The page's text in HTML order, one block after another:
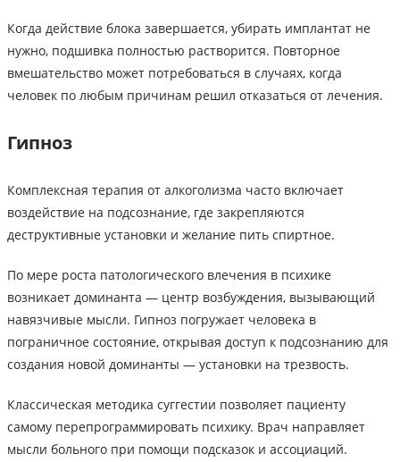
Когда действие блока завершается, убирать имплантат не
нужно, подшивка полностью растворится. Повторное
вмешательство может потребоваться в случаях, когда
человек по любым причинам решил отказаться от лечения.
Гипноз
Комплексная терапия от алкоголизма часто включает
воздействие на подсознание, где закрепляются
деструктивные установки и желание пить спиртное.
По мере роста патологического влечения в психике
возникает доминанта — центр возбуждения, вызывающий
навязчивые мысли. Гипноз погружает человека в
пограничное состояние, открывая доступ к подсознанию для
создания новой доминанты — установки на трезвость.
Классическая методика суггестии позволяет пациенту
самому перепрограммировать психику. Врач направляет
мысли больного при помощи подсказок и ассоциаций.